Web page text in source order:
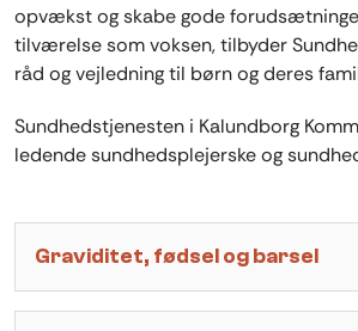
opvækst og skabe gode
tilværelse som voksen, tilbyder
råd og vejledning til børn og deres
Sundhedstjenesten i Kalundborg
ledende sundhedsplejerske og
Graviditet, fødsel og barsel